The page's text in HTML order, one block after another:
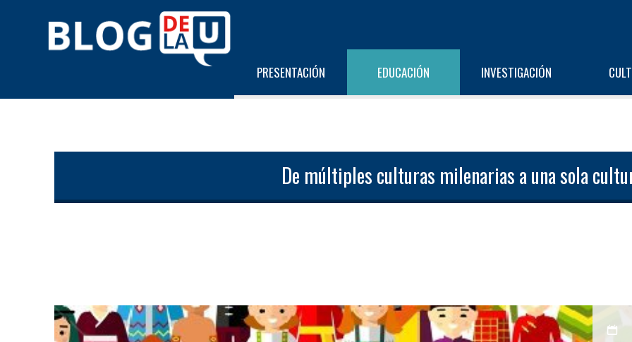
PRESENTACIÓN EDUCACIÓN INVESTIGACIÓN
De múltiples culturas milenarias a una sola
admin-